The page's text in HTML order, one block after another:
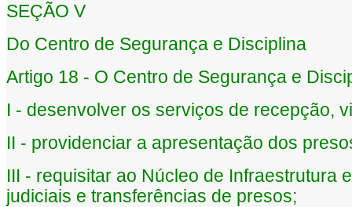
SEÇÃO V
Do Centro de Segurança e Disciplina
Artigo 18 - O Centro de Segurança e
I - desenvolver os serviços de recepção,
II - providenciar a apresentação dos
III - requisitar ao Núcleo de Infraestrutura
judiciais e transferências de presos;